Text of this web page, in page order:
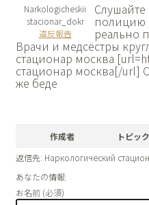
Narkologicheskii
stacionar_dokr
違反報告
Слушайте
полицию
реально
Врачи и медсёстры
стационар москва
стационар москва[/url]
же беде
作成者
トピック
返信先: Наркологический
あなたの情報:
お名前 (必須)